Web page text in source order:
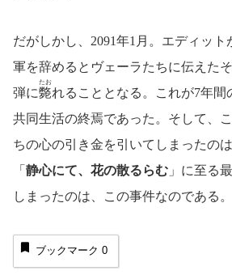
だがしかし、2091年1月。エディット
軍を辞めるとヴェーラたちに伝えた
弾に斃
たお
れることとなる。これが7年間
共同生活の終焉であった。そして、
ちの心の引き金を引いてしまったの
「 静心にて、花の散るらむ 」に至る
しまったのは、この事件なのである。
ブックマーク 0